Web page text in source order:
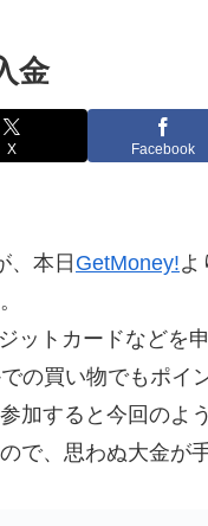
金
X Facebook
、本日 GetMoney!よ
ットカードなどを
の買い物でもポ
加すると今回の
で、思わぬ大金が